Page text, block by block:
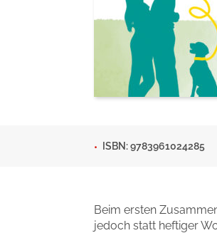
Zum
Indigo
Zum
ISBN: 9783961024285
Beim ersten
jedoch statt heftiger